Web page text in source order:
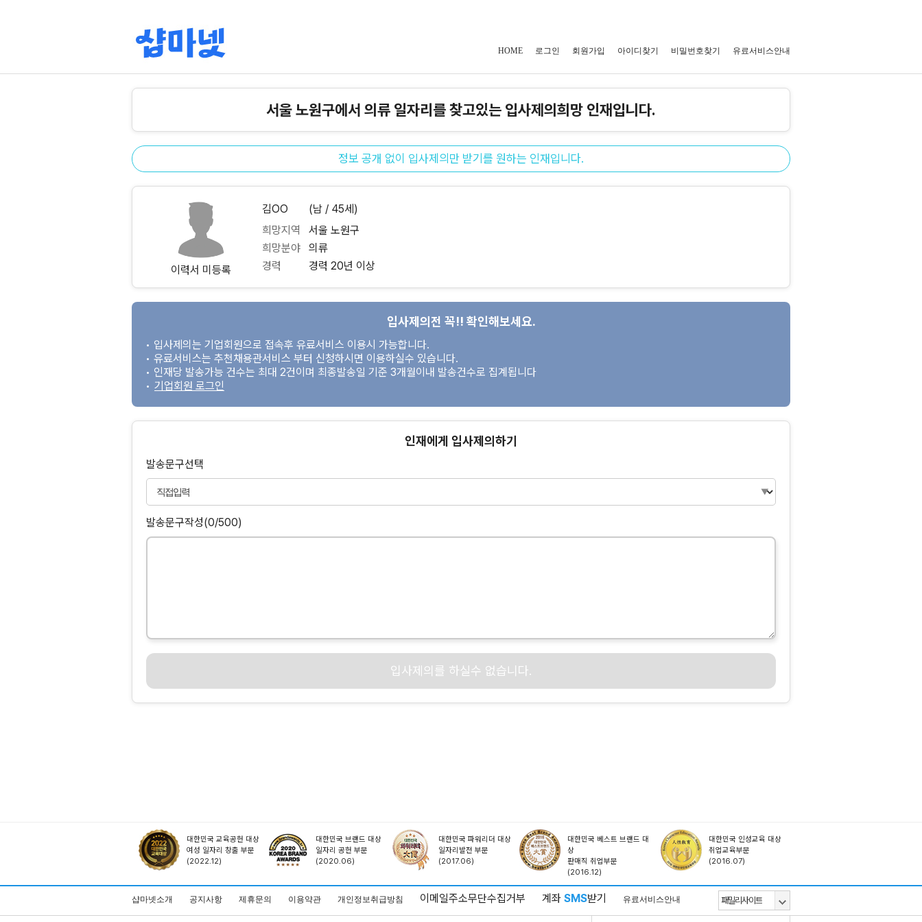
HOME 로그인 회원가입 아이디찾기 비밀번호찾기 유료서비스안내
서울 노원구에서 의류 일자리를 찾고있는 입사제의희망 인재입니다.
정보 공개 없이 입사제의만 받기를 원하는 인재입니다.
이력서 미등록
김OO
(남 / 45세)
희망지역
서울 노원구
희망분야
의류
경력
경력 20년 이상
입사제의전 꼭!! 확인해보세요.
• 입사제의는 기업회원으로 접속후 유료서비스 이용시 가능합니다.
• 유료서비스는 추천채용관서비스 부터 신청하시면 이용하실수 있습니다.
• 인재당 발송가능 건수는 최대 2건이며 최종발송일 기준 3개월이내 발송건수로 집계됩니다
• 기업회원 로그인
인재에게 입사제의하기
발송문구선택
발송문구작성(0/500)
입사제의를 하실수 없습니다.
대한민국 교육공헌 대상
여성 일자리 창출 부문
(2022.12)
대한민국 브랜드 대상
일자리 공헌 부문
(2020.06)
대한민국 파워리더 대상
일자리발전 부문
(2017.06)
대한민국 베스트 브랜드 대
상
판매직 취업부문
(2016.12)
대한민국 인성교육 대상
취업교육부문
(2016.07)
샵마넷소개 공지사항 제휴문의 이용약관 개인정보취급방침 이메일주소무단수집거부 계좌 SMS받기 유료서비스안내